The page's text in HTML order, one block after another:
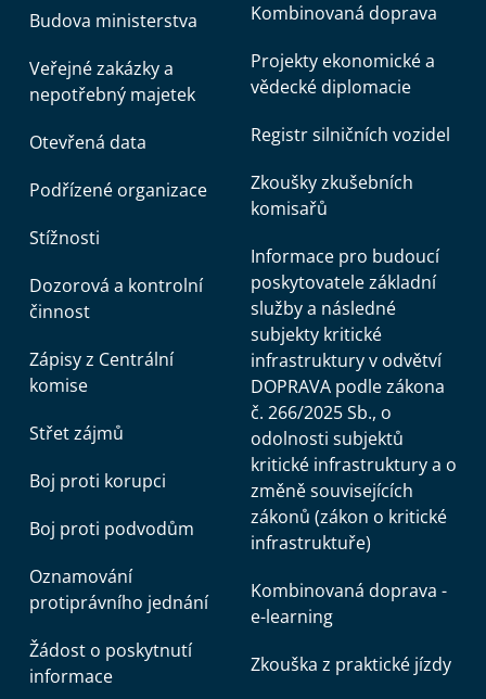
Budova ministerstva
Veřejné zakázky a
nepotřebný majetek
Otevřená data
Podřízené organizace
Stížnosti
Dozorová a kontrolní
činnost
Zápisy z Centrální
komise
Střet zájmů
Boj proti korupci
Boj proti podvodům
Oznamování
protiprávního jednání
Žádost o poskytnutí
informace
Kombinovaná doprava
Projekty ekonomické a
vědecké diplomacie
Registr silničních vozidel
Zkoušky zkušebních
komisařů
Informace pro budoucí
poskytovatele základní
služby a následné
subjekty kritické
infrastruktury v odvětví
DOPRAVA podle zákona
č. 266/2025 Sb., o
odolnosti subjektů
kritické infrastruktury a o
změně souvisejících
zákonů (zákon o kritické
infrastruktuře)
Kombinovaná doprava -
e-learning
Zkouška z praktické jízdy